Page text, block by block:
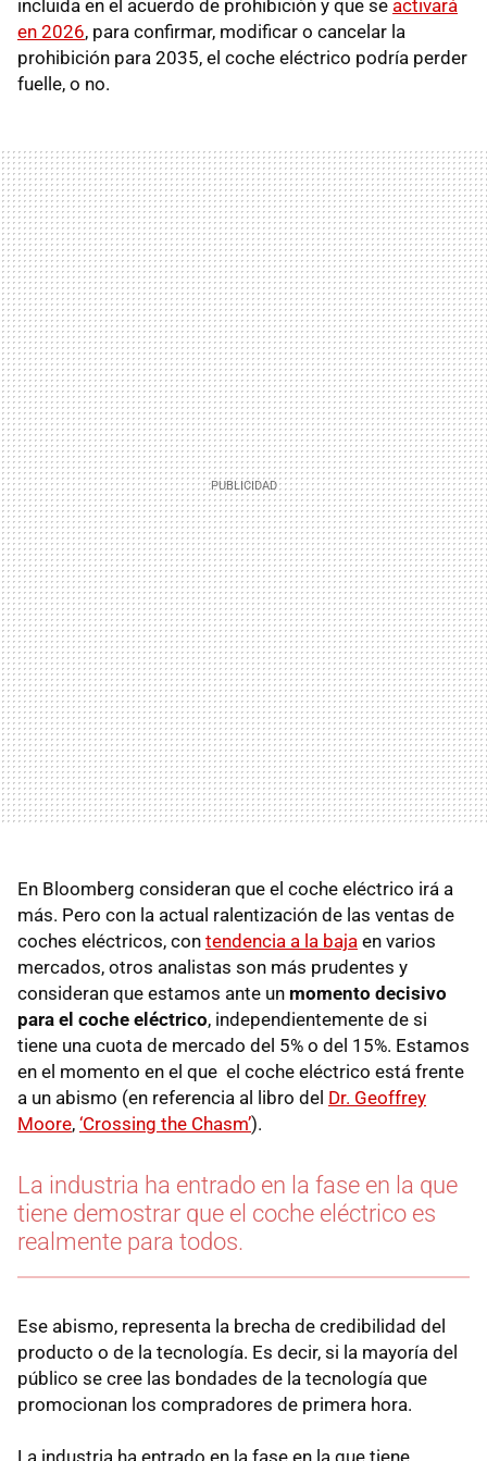
incluida en el acuerdo de prohibición y que se activará
en 2026, para confirmar, modificar o cancelar la
prohibición para 2035, el coche eléctrico podría perder
fuelle, o no.
En Bloomberg consideran que el coche eléctrico irá a
más. Pero con la actual ralentización de las ventas de
coches eléctricos, con tendencia a la baja en varios
mercados, otros analistas son más prudentes y
consideran que estamos ante un momento decisivo
para el coche eléctrico, independientemente de si
tiene una cuota de mercado del 5% o del 15%. Estamos
en el momento en el que el coche eléctrico está frente
a un abismo (en referencia al libro del Dr. Geoffrey
Moore, ‘Crossing the Chasm’).
La industria ha entrado en la fase en la que
tiene demostrar que el coche eléctrico es
realmente para todos.
Ese abismo, representa la brecha de credibilidad del
producto o de la tecnología. Es decir, si la mayoría del
público se cree las bondades de la tecnología que
promocionan los compradores de primera hora.
La industria ha entrado en la fase en la que tiene